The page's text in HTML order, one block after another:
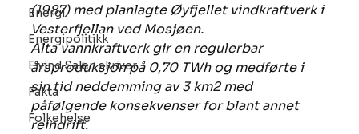
Energi
Energipolitikk
Eivind Salen skriver
Fakta
Folkehelse
(1987) med planlagte Øyfjellet vindkraftverk i
Vesterfjellan ved Mosjøen.
Alta vannkraftverk gir en regulerbar
årsproduksjon på 0,70 TWh og medførte i
sin tid neddemming av 3 km2 med
påfølgende konsekvenser for blant annet
reindrift.